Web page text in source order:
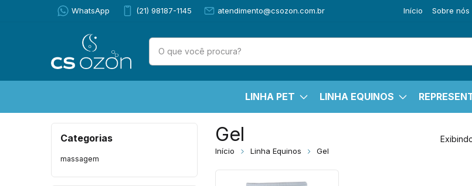
WhatsApp (21) 98187-1145 atendimento@csozon.com.br Início Sobre nós
LINHA PET LINHA EQUINOS
Categorias
massagem
Gel
Início Linha Equinos Gel